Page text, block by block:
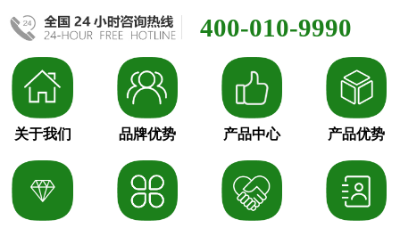
400-010-9990
关于我们 品牌优势 产品中心 产品优势